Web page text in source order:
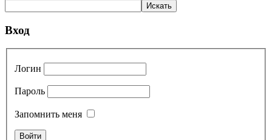
Вход
Логин
Пароль
Запомнить меня